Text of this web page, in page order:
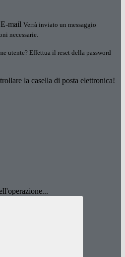
E-mail Verrà inviato un messaggio
necessarie.
utente? Effettua il reset della password
la casella di posta elettronica!